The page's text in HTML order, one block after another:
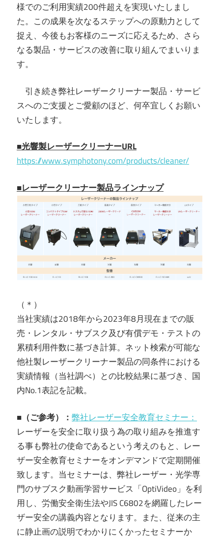
様でのご利用実績200件超えを実現いたしまし
た。この成果を次なるステップへの原動力として
捉え、今後もお客様のニーズに応えるため、さら
なる製品・サービスの改善に取り組んでまいりま
す。
引き続き弊社レーザークリーナー製品・サービ
スへのご支援とご愛顧のほど、何卒宜しくお願い
いたします。
■光響製レーザークリーナーURL
https://www.symphotony.com/products/cleaner/
■レーザークリーナー製品ラインナップ
（＊）
当社実績は2018年から2023年8月現在までの販
売・レンタル・サブスク及び有償デモ・テストの
累積利用件数に基づき計算。ネット検索が可能な
他社製レーザークリーナー製品の同条件における
実績情報（当社調べ）との比較結果に基づき、国
内No.1表記を記載。
■（ご参考）： 弊社レーザー安全教育セミナー：
レーザーを安全に取り扱う為の取り組みを推進す
る事も弊社の使命であるという考えのもと、レー
ザー安全教育セミナーをオンデマンドで定期開催
致します。当セミナーは、弊社レーザー・光学専
門のサブスク動画学習サービス「OptiVideo」を利
用し、労働安全衛生法やJIS C6802を網羅したレー
ザー安全の講義内容となります。また、従来の主
に静止画の説明でわかりにくかったセミナーか